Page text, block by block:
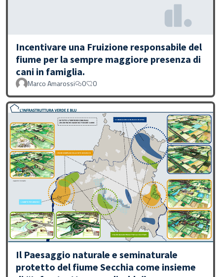
Incentivare una Fruizione responsabile del
fiume per la sempre maggiore presenza di
cani in famiglia.
Marco Amarossi 0 0
Il Paesaggio naturale e seminaturale
protetto del fiume Secchia come insieme